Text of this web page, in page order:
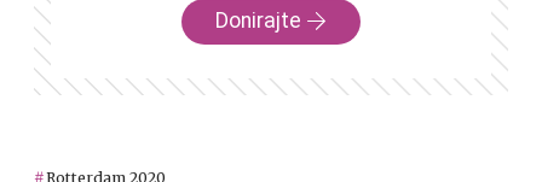
Donirajte
Rotterdam 2020